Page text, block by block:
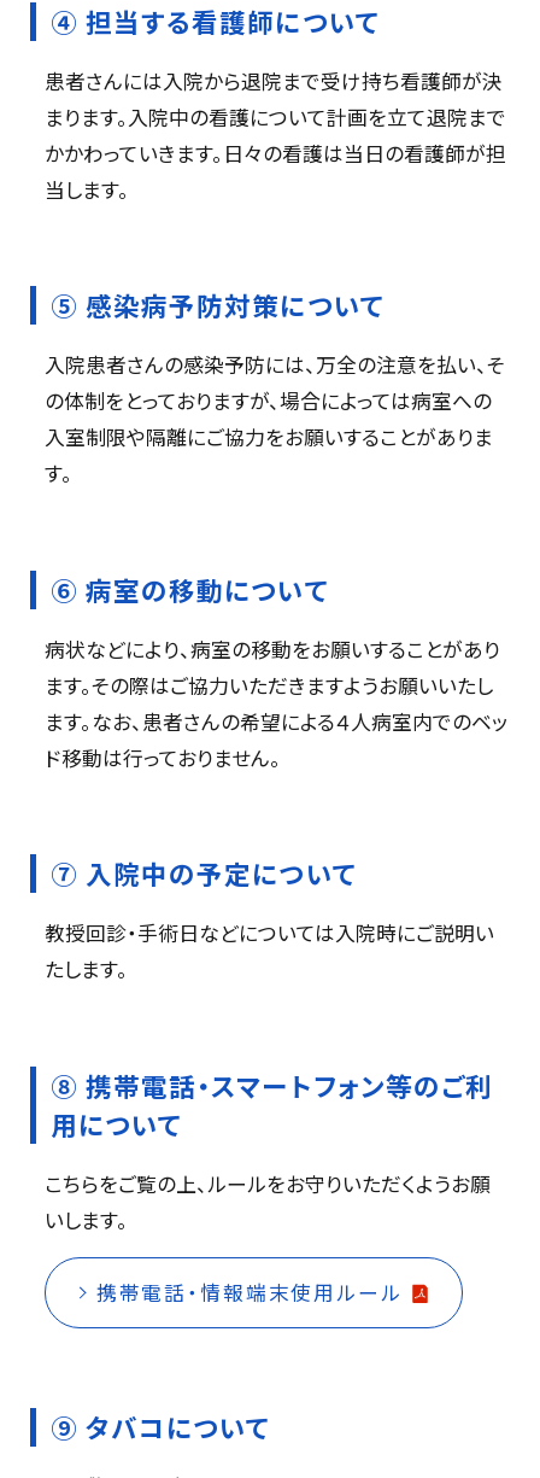
④ 担当する看護師について
患者さんには入院から退院まで受け持ち看護師が決
まります。入院中の看護について計画を立て退院まで
かかわっていきます。日々の看護は当日の看護師が担
当します。
⑤ 感染病予防対策について
入院患者さんの感染予防には、万全の注意を払い、そ
の体制をとっておりますが、場合によっては病室への
入室制限や隔離にご協力をお願いすることがありま
す。
⑥ 病室の移動について
病状などにより、病室の移動をお願いすることがあり
ます。その際はご協力いただきますようお願いいたし
ます。なお、患者さんの希望による４人病室内でのベッ
ド移動は行っておりません。
⑦ 入院中の予定について
教授回診・手術日などについては入院時にご説明い
たします。
⑧ 携帯電話・スマートフォン等のご利
用について
こちらをご覧の上、ルールをお守りいただくようお願
いします。
携帯電話・情報端末使用ルール
⑨ タバコについて